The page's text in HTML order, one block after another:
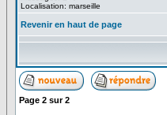
Localisation: marseille
Revenir en haut de page
Page 2 sur2